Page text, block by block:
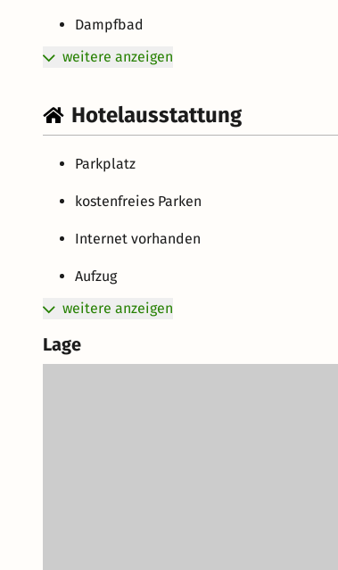
Dampfbad
weitere anzeigen
Hotelausstattung
Parkplatz
kostenfreies Parken
Internet vorhanden
Aufzug
weitere anzeigen
Lage